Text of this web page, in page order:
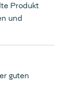
Produkt
und
guten